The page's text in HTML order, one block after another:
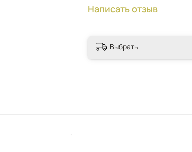
Написать отзыв
Выбрать